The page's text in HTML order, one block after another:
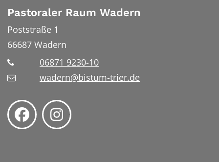
Pastoraler Raum Wadern
Poststraße 1
66687 Wadern
06871 9230-10
wadern@bistum-trier.de